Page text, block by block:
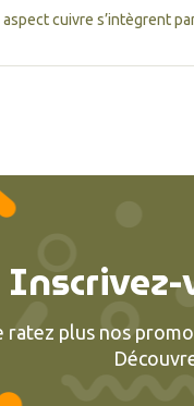
cuivre s’intègrent
ratez plus nos